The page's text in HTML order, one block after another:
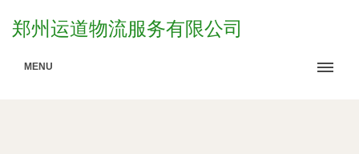
郑州运道物流服务有限公司
MENU